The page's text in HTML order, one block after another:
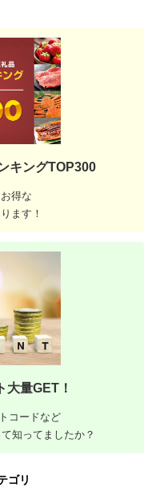
キングTOP300
得な
ます！
大量GET！
コードなど
知ってましたか？
ゴリ